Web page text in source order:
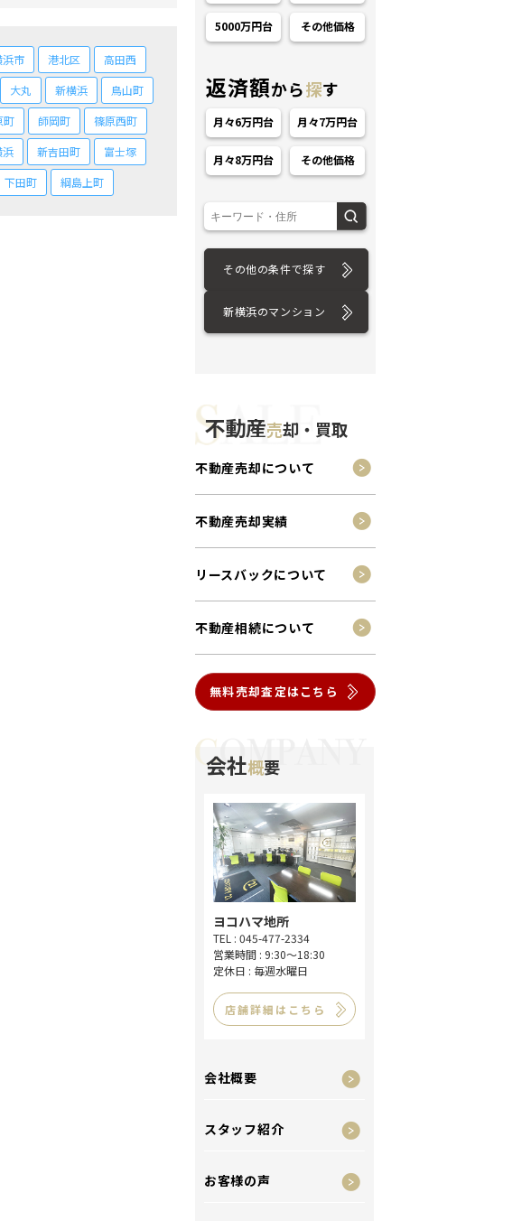
浜市 港北区
高田西
大丸 新横浜
鳥山町
町 師岡町
篠原西町
浜 新吉田町
富士塚
下田町 綱島上町
5000万円台 その他価格
返済額から探す
月々6万円台 月々7万円台
月々8万円台 その他価格
その他の条件で探す
新横浜のマンション
不動産売却・買取
不動産売却について
不動産売却実績
リースバックについて
不動産相続について
無料売却査定はこちら
会社概要
ヨコハマ地所
TEL : 045-477-2334
営業時間 : 9:30～18:30
定休日 : 毎週水曜日
店舗詳細はこちら
会社概要
スタッフ紹介
お客様の声